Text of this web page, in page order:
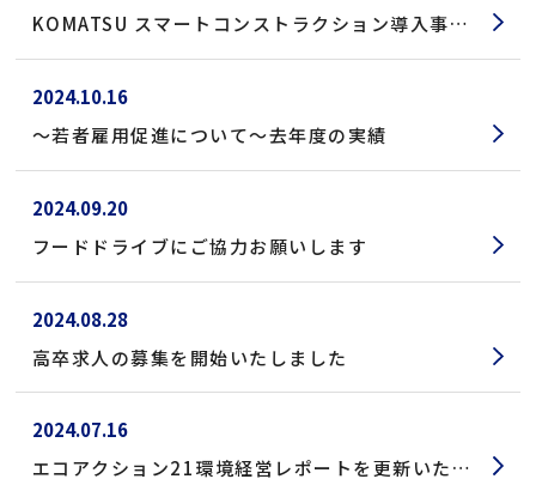
KOMATSU スマートコンストラクション導入事例
2024.10.16
～若者雇用促進について～去年度の実績
2024.09.20
フードドライブにご協力お願いします
2024.08.28
高卒求人の募集を開始いたしました
2024.07.16
エコアクション21環境経営レポートを更新いたし